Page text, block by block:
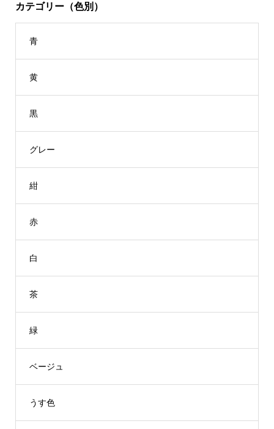
カテゴリー（色別）
青
黄
黒
グレー
紺
赤
白
茶
緑
ベージュ
うす色